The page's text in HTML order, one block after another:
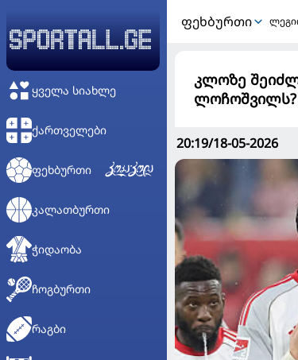
ᲧᲕᲔᲚᲐ ᲡᲘᲐᲮᲚᲔ
ᲥᲐᲠᲗᲕᲔᲚᲔᲑᲘ
ᲤᲔᲮᲑᲣᲠᲗᲘ
ᲙᲐᲚᲐᲗᲑᲣᲠᲗᲘ
ᲭᲘᲓᲐᲝᲑᲐ
ᲩᲝᲒᲑᲣᲠᲗᲘ
ᲠᲐᲒᲑᲘ
ᲤᲔᲮᲑᲣᲠᲗᲘ
კლოზე
ლოჩოშვილს?
20:19/18-05-2026